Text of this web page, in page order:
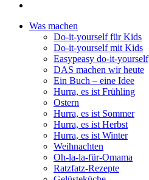
Was machen
Do-it-yourself für Kids
Do-it-yourself mit Kids
Easypeasy do-it-yourself
DAS machen wir heute
Ein Buch – eine Idee
Hurra, es ist Frühling
Ostern
Hurra, es ist Sommer
Hurra, es ist Herbst
Hurra, es ist Winter
Weihnachten
Oh-la-la-für-Omama
Ratzfatz-Rezepte